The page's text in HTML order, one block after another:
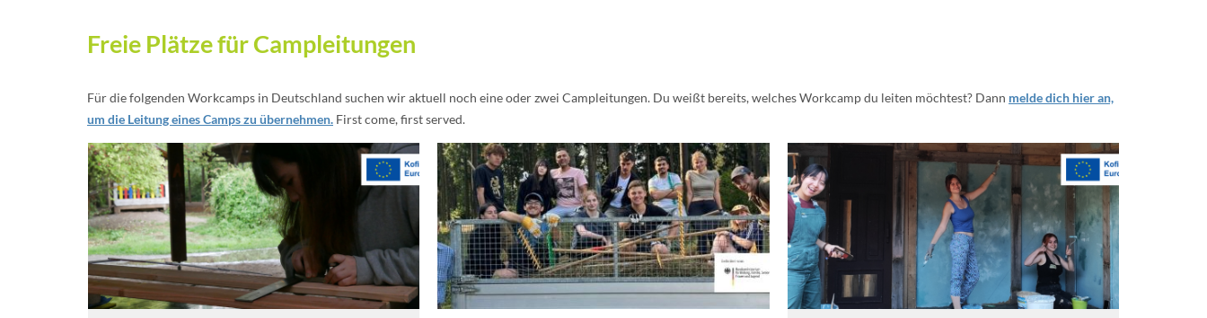
Freie Plätze für Campleitungen
Für die folgenden Workcamps in Deutschland suchen wir aktuell noch eine oder zwei Campleitungen. Du weißt bereits, welches Workcamp du leiten möchtest? Dann melde dich hier an,
um die Leitung eines Camps zu übernehmen. First come, first served.